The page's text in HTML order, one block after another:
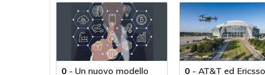
0 - Un nuovo modello
0- AT&T ed